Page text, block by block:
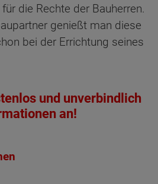
die Rechte der Bauherren.
genießt man diese
bei der Errichtung seines
und unverbindlich
an!